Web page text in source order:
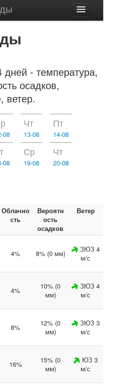
дней - температура,
осадков,
ветер.
08
Чт
13-08
Пт
14-08
08
Ср
19-08
Чт
20-08
Облачно
сть
Вероятн
ость
осадков
Ветер
4% 8% (0 мм)
ЗЮЗ 4
м/с
4%
10% (0
мм)
ЗЮЗ 4
м/с
8%
12% (0
мм)
ЗЮЗ 3
м/с
16%
15% (0
мм)
ЮЗ 3
м/с